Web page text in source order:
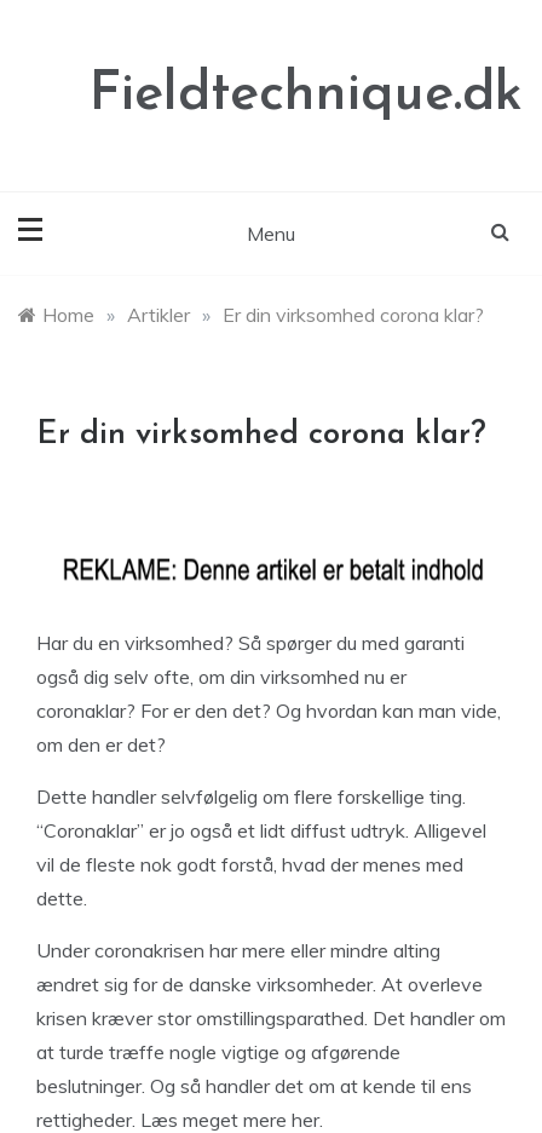
Fieldtechnique.dk
Menu
Home » Artikler » Er din virksomhed corona klar?
Er din virksomhed corona klar?
Har du en virksomhed? Så spørger du med garanti
også dig selv ofte, om din virksomhed nu er
coronaklar? For er den det? Og hvordan kan man vide,
om den er det?
Dette handler selvfølgelig om flere forskellige ting.
“Coronaklar” er jo også et lidt diffust udtryk. Alligevel
vil de fleste nok godt forstå, hvad der menes med
dette.
Under coronakrisen har mere eller mindre alting
ændret sig for de danske virksomheder. At overleve
krisen kræver stor omstillingsparathed. Det handler om
at turde træffe nogle vigtige og afgørende
beslutninger. Og så handler det om at kende til ens
rettigheder. Læs meget mere her.